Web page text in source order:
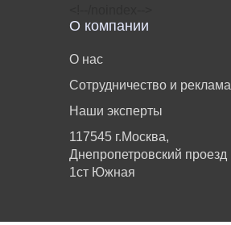
О компании
О нас
Сотрудничество и реклама
Наши эксперты
117545 г.Москва,
Днепропетровский проезд
1ст Южная